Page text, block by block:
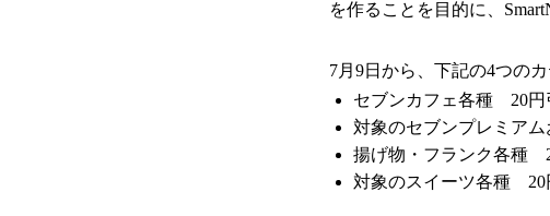
を作ることを目的に、
7月9日から、下記の4つの
セブンカフェ各種 20円
対象のセブンプレミア
揚げ物・フランク各種
対象のスイーツ各種 20